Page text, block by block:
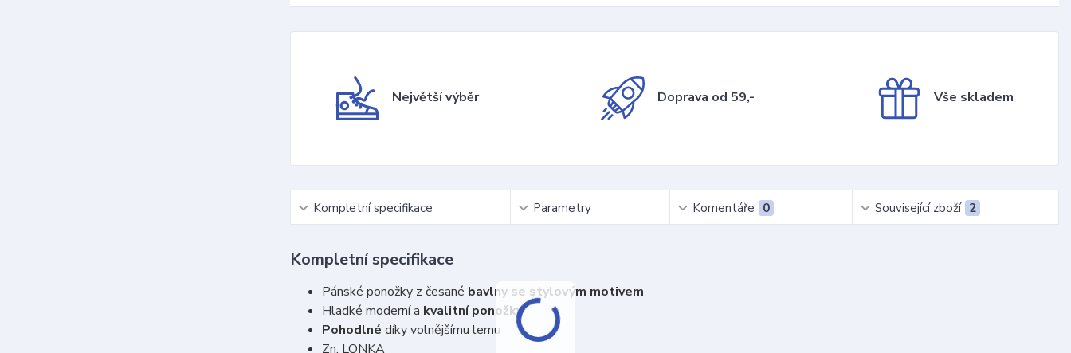
Největší výběr Doprava od 59,- Vše skladem
Kompletní specifikace Parametry Komentáře 0 Související zboží 2
Kompletní specifikace
Pánské ponožky z česané bavlny se stylovým motivem
Hladké moderní a kvalitní ponožky
Pohodlné díky volnějšímu lemu
Zn. LONKA